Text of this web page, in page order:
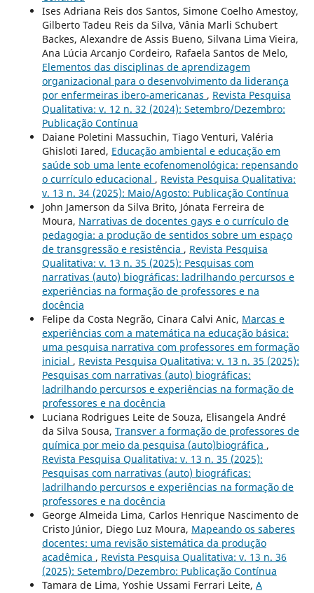
Ises Adriana Reis dos Santos, Simone Coelho Amestoy,
Gilberto Tadeu Reis da Silva, Vânia Marli Schubert
Backes, Alexandre de Assis Bueno, Silvana Lima Vieira,
Ana Lúcia Arcanjo Cordeiro, Rafaela Santos de Melo,
Elementos das disciplinas de aprendizagem
organizacional para o desenvolvimento da liderança
por enfermeiras ibero-americanas , Revista Pesquisa
Qualitativa: v. 12 n. 32 (2024): Setembro/Dezembro:
Publicação Contínua
Daiane Poletini Massuchin, Tiago Venturi, Valéria
Ghisloti Iared, Educação ambiental e educação em
saúde sob uma lente ecofenomenológica: repensando
o currículo educacional , Revista Pesquisa Qualitativa:
v. 13 n. 34 (2025): Maio/Agosto: Publicação Contínua
John Jamerson da Silva Brito, Jónata Ferreira de
Moura, Narrativas de docentes gays e o currículo de
pedagogia: a produção de sentidos sobre um espaço
de transgressão e resistência , Revista Pesquisa
Qualitativa: v. 13 n. 35 (2025): Pesquisas com
narrativas (auto) biográficas: ladrilhando percursos e
experiências na formação de professores e na
docência
Felipe da Costa Negrão, Cinara Calvi Anic, Marcas e
experiências com a matemática na educação básica:
uma pesquisa narrativa com professores em formação
inicial , Revista Pesquisa Qualitativa: v. 13 n. 35 (2025):
Pesquisas com narrativas (auto) biográficas:
ladrilhando percursos e experiências na formação de
professores e na docência
Luciana Rodrigues Leite de Souza, Elisangela André
da Silva Sousa, Transver a formação de professores de
química por meio da pesquisa (auto)biográfica ,
Revista Pesquisa Qualitativa: v. 13 n. 35 (2025):
Pesquisas com narrativas (auto) biográficas:
ladrilhando percursos e experiências na formação de
professores e na docência
George Almeida Lima, Carlos Henrique Nascimento de
Cristo Júnior, Diego Luz Moura, Mapeando os saberes
docentes: uma revisão sistemática da produção
acadêmica , Revista Pesquisa Qualitativa: v. 13 n. 36
(2025): Setembro/Dezembro: Publicação Contínua
Tamara de Lima, Yoshie Ussami Ferrari Leite, A